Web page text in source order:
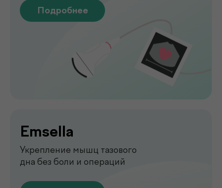
Функциональная
диагностика
Диагностика функций организма